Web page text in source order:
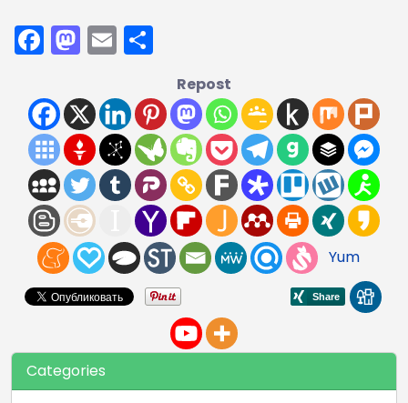
Facebook
Mastodon
Email
Repost
Yum
Categories